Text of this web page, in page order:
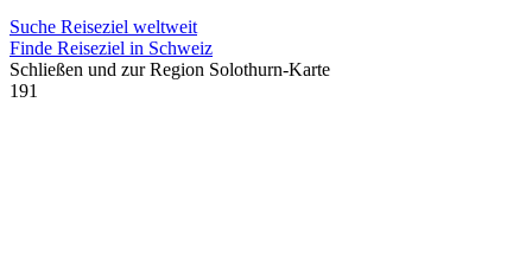
Suche Reiseziel weltweit
Finde Reiseziel in Schweiz
Schließen und zur Region Solothurn-Karte
191